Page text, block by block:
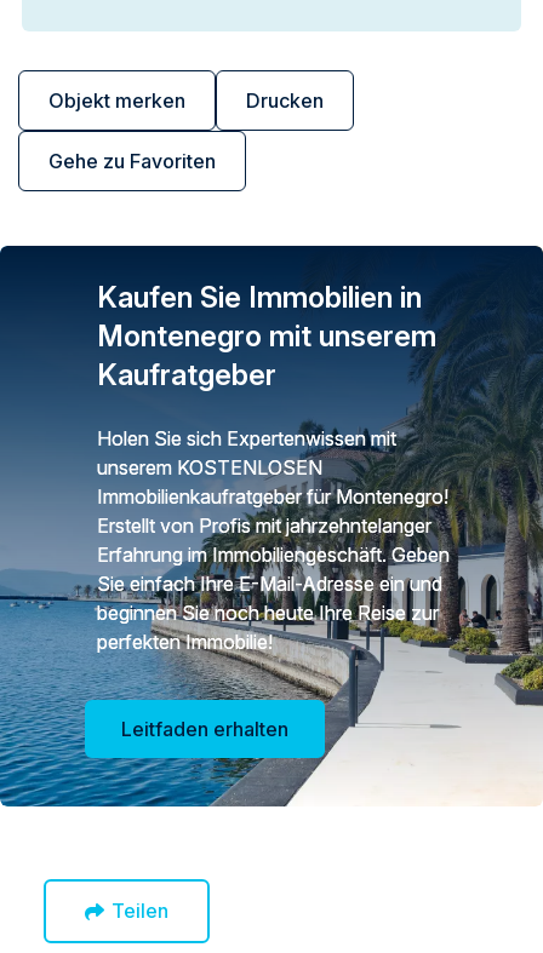
Objekt merken Drucken
Gehe zu Favoriten
Kaufen Sie Immobilien in
Montenegro mit unserem
Kaufratgeber
Holen Sie sich Expertenwissen mit
unserem KOSTENLOSEN
Immobilienkaufratgeber für Montenegro!
Erstellt von Profis mit jahrzehntelanger
Erfahrung im Immobiliengeschäft. Geben
Sie einfach Ihre E-Mail-Adresse ein und
beginnen Sie noch heute Ihre Reise zur
perfekten Immobilie!
Leitfaden erhalten
Teilen